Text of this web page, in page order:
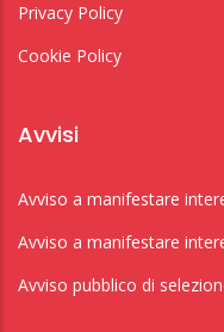
Privacy Policy
Cookie Policy
Avvisi
Avviso a manifestare
Avviso a manifestare
Avviso pubblico di